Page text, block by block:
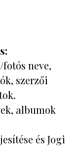
fotós neve,
szerzői
albumok
és Jogi